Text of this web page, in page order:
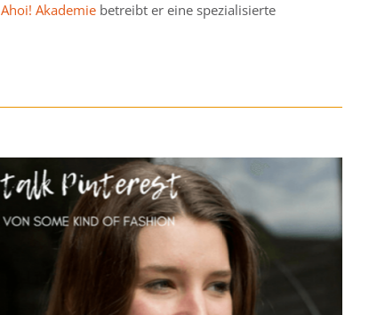
Ahoi! Akademie betreibt er eine spezialisierte